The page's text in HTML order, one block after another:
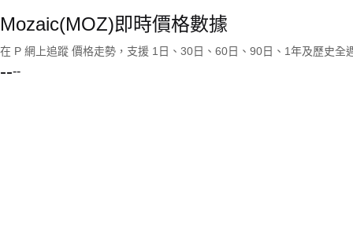
Mozaic(MOZ)即時價格數據
在 P 網上追蹤 價格走勢，支援 1日、30日、60日、90日、1年及歷史全
----